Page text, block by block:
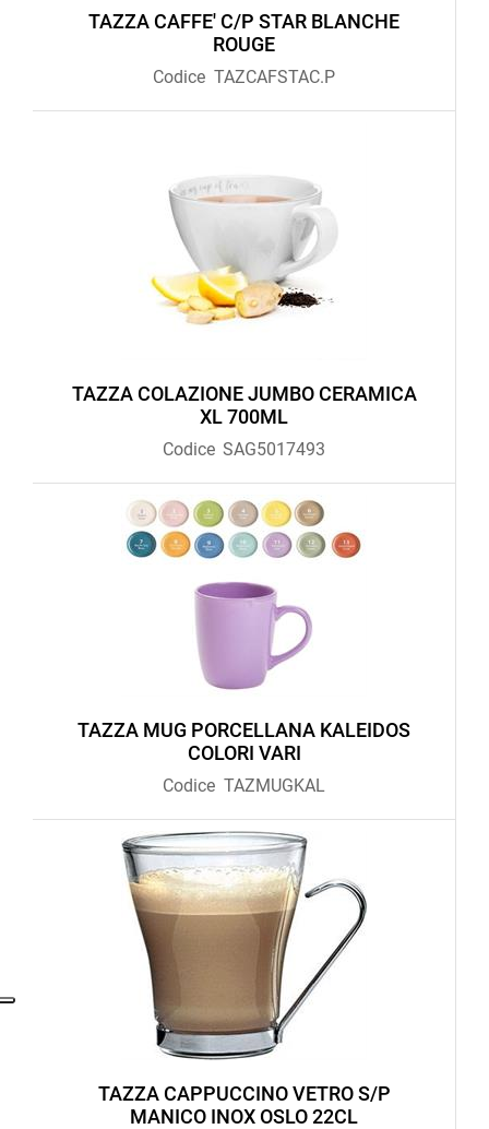
TAZZA CAFFE' C/P STAR BLANCHE
ROUGE
Codice TAZCAFSTAC.P
TAZZA COLAZIONE JUMBO CERAMICA
XL 700ML
Codice SAG5017493
TAZZA MUG PORCELLANA KALEIDOS
COLORI VARI
Codice TAZMUGKAL
TAZZA CAPPUCCINO VETRO S/P
MANICO INOX OSLO 22CL